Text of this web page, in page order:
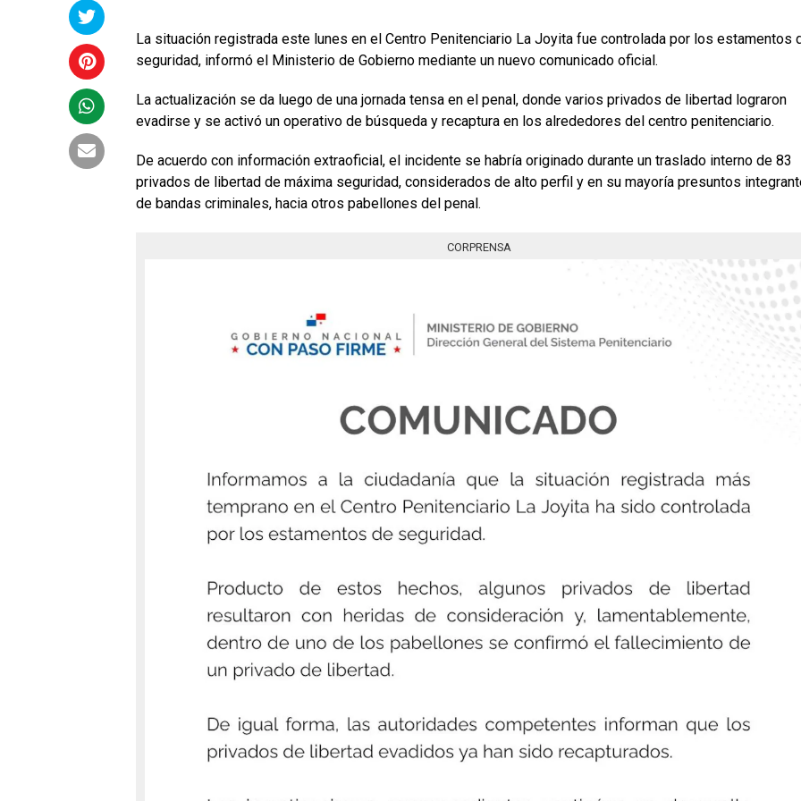
La situación registrada este lunes en el Centro Penitenciario La Joyita fue controlada por los estamentos
seguridad, informó el Ministerio de Gobierno mediante un nuevo comunicado oficial.
La actualización se da luego de una jornada tensa en el penal, donde varios privados de libertad lograron
evadirse y se activó un operativo de búsqueda y recaptura en los alrededores del centro penitenciario.
De acuerdo con información extraoficial, el incidente se habría originado durante un traslado interno de 83
privados de libertad de máxima seguridad, considerados de alto perfil y en su mayoría presuntos
de bandas criminales, hacia otros pabellones del penal.
CORPRENSA